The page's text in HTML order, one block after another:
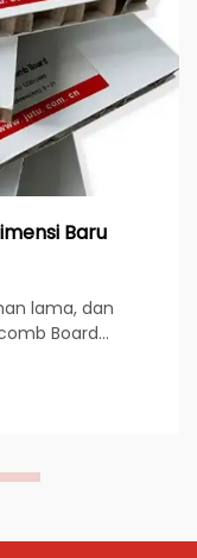
Baru
lama, dan
Board
hidup modern.